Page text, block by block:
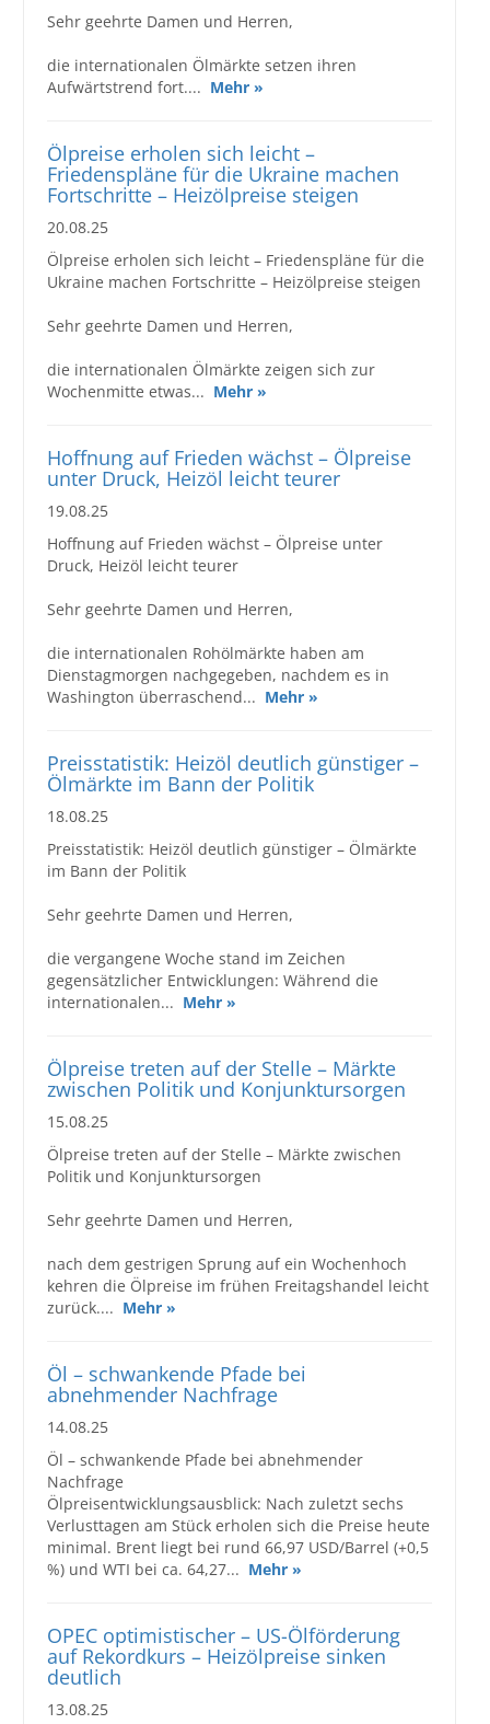
Sehr geehrte Damen und Herren,
die internationalen Ölmärkte setzen ihren
Aufwärtstrend fort.... Mehr »
Ölpreise erholen sich leicht –
Friedenspläne für die Ukraine machen
Fortschritte – Heizölpreise steigen
20.08.25
Ölpreise erholen sich leicht – Friedenspläne für die
Ukraine machen Fortschritte – Heizölpreise steigen
Sehr geehrte Damen und Herren,
die internationalen Ölmärkte zeigen sich zur
Wochenmitte etwas... Mehr »
Hoffnung auf Frieden wächst – Ölpreise
unter Druck, Heizöl leicht teurer
19.08.25
Hoffnung auf Frieden wächst – Ölpreise unter
Druck, Heizöl leicht teurer
Sehr geehrte Damen und Herren,
die internationalen Rohölmärkte haben am
Dienstagmorgen nachgegeben, nachdem es in
Washington überraschend... Mehr »
Preisstatistik: Heizöl deutlich günstiger –
Ölmärkte im Bann der Politik
18.08.25
Preisstatistik: Heizöl deutlich günstiger – Ölmärkte
im Bann der Politik
Sehr geehrte Damen und Herren,
die vergangene Woche stand im Zeichen
gegensätzlicher Entwicklungen: Während die
internationalen... Mehr »
Ölpreise treten auf der Stelle – Märkte
zwischen Politik und Konjunktursorgen
15.08.25
Ölpreise treten auf der Stelle – Märkte zwischen
Politik und Konjunktursorgen
Sehr geehrte Damen und Herren,
nach dem gestrigen Sprung auf ein Wochenhoch
kehren die Ölpreise im frühen Freitagshandel leicht
zurück.... Mehr »
Öl – schwankende Pfade bei
abnehmender Nachfrage
14.08.25
Öl – schwankende Pfade bei abnehmender
Nachfrage
Ölpreisentwicklungsausblick: Nach zuletzt sechs
Verlusttagen am Stück erholen sich die Preise heute
minimal. Brent liegt bei rund 66,97 USD/Barrel (+0,5
%) und WTI bei ca. 64,27... Mehr »
OPEC optimistischer – US-Ölförderung
auf Rekordkurs – Heizölpreise sinken
deutlich
13.08.25